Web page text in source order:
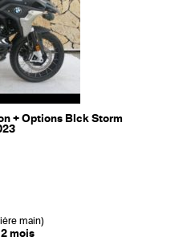
+ Options Blck Storm
main)
mois